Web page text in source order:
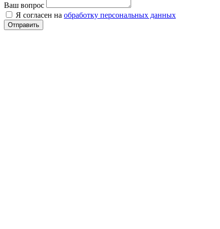
Ваш вопрос
Я согласен на обработку персональных данных
Отправить